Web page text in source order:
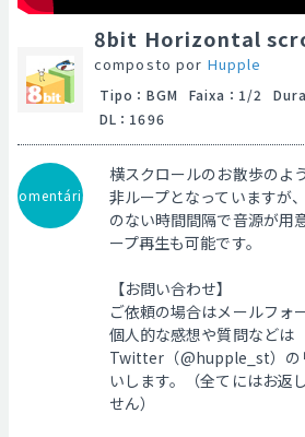
8bit Horizontal
composto por Hupple
Tipo ： BGM Faixa ： 1/2
DL ： 1696
Comentário
横スクロールのお散歩のよ
非ループとなっていますが
のない時間間隔で音源が用
ープ再生も可能です。
【お問い合わせ】
ご依頼の場合はメールフォ
個人的な感想や質問などは
Twitter（@hupple_st）の
いします。（全てにはお返
せん）